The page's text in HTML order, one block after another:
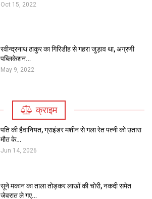
Oct 15, 2022
रवीन्द्रनाथ ठाकुर का गिरिडीह से गहरा जुड़ाव था, अग्रणी
पब्लिकेशन…
May 9, 2022
क्राइम
पति की हैवानियत, ग्राइंडर मशीन से गला रेत पत्नी को उतारा
मौत के…
Jun 14, 2026
सूने मकान का ताला तोड़कर लाखों की चोरी, नकदी समेत
जेवरात ले गए…